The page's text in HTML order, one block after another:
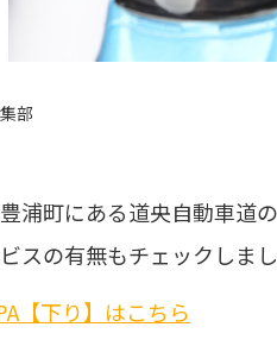
部
浦町にある道央自動車道
スの有無もチェックしまし
【下り】はこちら